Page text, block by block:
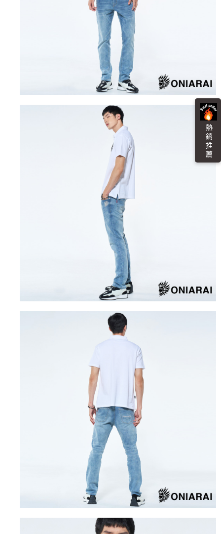
熱 銷 推 薦
3.完整用戶服務條款，請詳閱以下連結： https://oppay.tw/userRule
１．透過由恩沛科技股份有限公司提供之「AFTEE先享後付」服務完成之交
易，需依本服務之必要範圍內提供個人資料，並將交易相關給付款項請求債
權轉讓予恩沛科技股份有限公司。
２．關於個人資料處理事宜，請瀏覽以下網址：
３．未成年的使用者請事先徵得法定代理人或監護人之同意方可使用
「AFTEE先享後付」，若未經同意申辦者引起之損失，本公司不負相關責
４．使用「AFTEE先享後付」時，將依據個別帳號之用戶狀況，依本公司即
時審查核予不同之上限額度；若仍有額度不足之情形，本公司將視審查結果
５．嚴禁一人註冊多個帳號或使用他人資訊註冊。若發現惡意使用之情形，
恩沛科技股份有限公司將有權停止該用戶之使用額度並採取法律行動。
每筆NT$80，滿NT$3,000(含以上)免運費
每筆NT$80，滿NT$3,000(含以上)免運費
每筆NT$100，滿NT$3,000(含以上)免運費
查看運費